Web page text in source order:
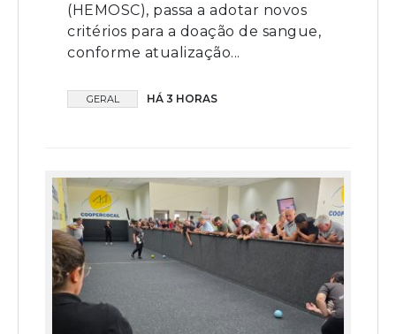
(HEMOSC), passa a adotar novos
critérios para a doação de sangue,
conforme atualização...
GERAL HÁ 3 HORAS